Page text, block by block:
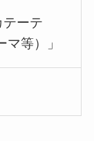
ーテ
等）」